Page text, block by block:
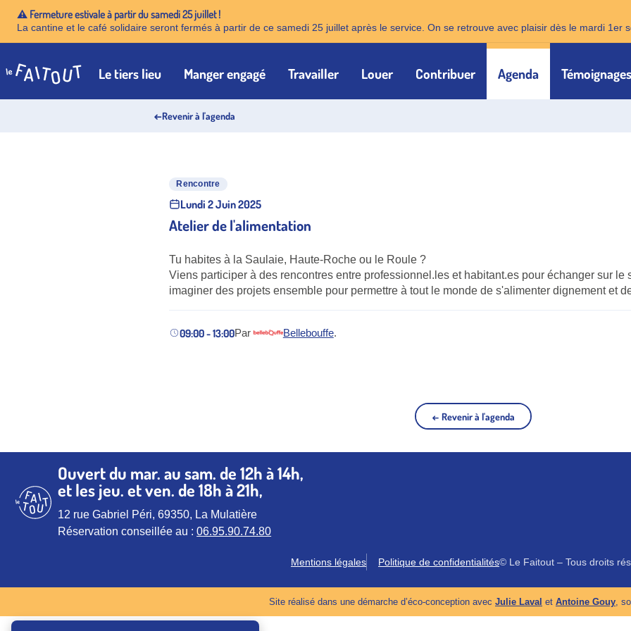
⚠️ Fermeture estivale à partir du samedi 25 juillet !
La cantine et le café solidaire seront fermés à partir de ce samedi 25 juillet après le service. On se retrouve avec plaisir dès le mardi 1er
Accueil Le tiers lieu Manger engagé Travailler Louer Contribuer Agenda Témoignages
←Revenir à l'agenda
Rencontre
Lundi 2 Juin 2025
Atelier de l'alimentation
Tu habites à la Saulaie, Haute-Roche ou le Roule ?
Viens participer à des rencontres entre professionnel.les et habitant.es pour échanger sur le
imaginer des projets ensemble pour permettre à tout le monde de s'alimenter dignement et
09:00 - 13:00Par Bellebouffe
(nouvel onglet) .
← Revenir à l'agenda
Ouvert du mar. au sam. de 12h à 14h,
et les jeu. et ven. de 18h à 21h,
12 rue Gabriel Péri, 69350, La Mulatière
Réservation conseillée au :06.95.90.74.80
Mentions légales Politique de confidentialités© Le Faitout – Tous droits
Site réalisé dans une démarche d’éco-conception avec Julie Laval et Antoine Gouy,